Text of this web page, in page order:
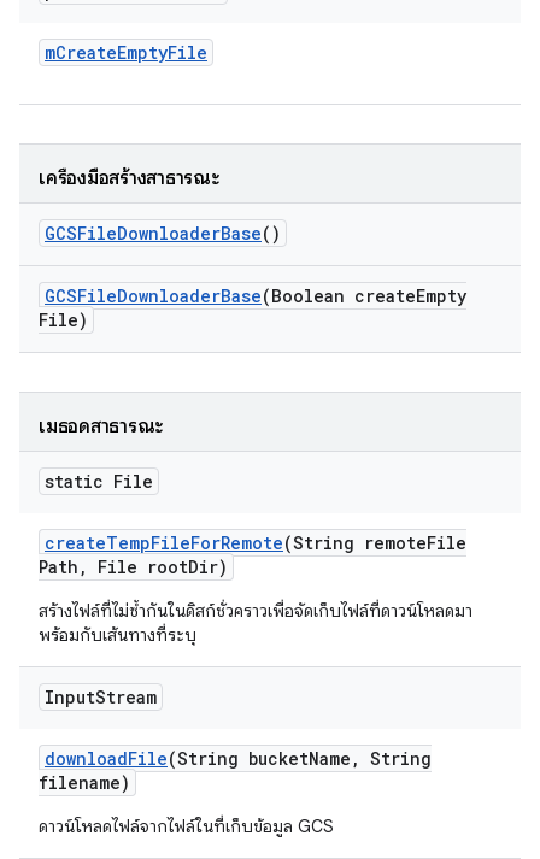
mCreateEmptyFile
เครื่องมือสร้างสาธารณะ
GCSFileDownloaderBase()
GCSFileDownloaderBase(Boolean createEmpty
File)
เมธอดสาธารณะ
static File
createTempFileForRemote(String remoteFile
Path , File rootDir)
สร้างไฟล์ที่ไม่ซ้ำกันในดิสก์ชั่วคราวเพื่อจัดเก็บไฟล์ที่ดาวน์โหลดมา
พร้อมกับเส้นทางที่ระบุ
InputStream
downloadFile(String bucketName , String
filename)
ดาวน์โหลดไฟล์จากไฟล์ในที่เก็บข้อมูล GCS